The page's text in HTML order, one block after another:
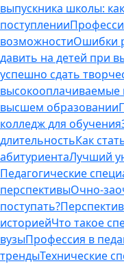
выпускника школы:
поступлении
возможностиОшибки
давить на детей при
успешно сдать
высокооплачиваемые
высшем образовании
колледж для обучения
длительностьКак
абитуриентаЛучший
Педагогические
перспективыОчно-
поступать?
историейЧто такое
вузыПрофессия в
трендыТехнические